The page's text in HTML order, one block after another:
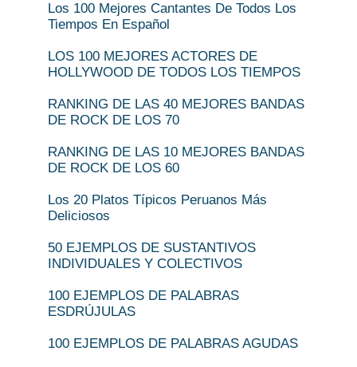
Los 100 Mejores Cantantes De Todos Los
Tiempos En Español
LOS 100 MEJORES ACTORES DE
HOLLYWOOD DE TODOS LOS TIEMPOS
RANKING DE LAS 40 MEJORES BANDAS
DE ROCK DE LOS 70
RANKING DE LAS 10 MEJORES BANDAS
DE ROCK DE LOS 60
Los 20 Platos Típicos Peruanos Más
Deliciosos
50 EJEMPLOS DE SUSTANTIVOS
INDIVIDUALES Y COLECTIVOS
100 EJEMPLOS DE PALABRAS
ESDRÚJULAS
100 EJEMPLOS DE PALABRAS AGUDAS